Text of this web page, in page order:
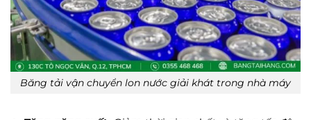
Băng tải vận chuyển lon nước giải khát trong nhà máy